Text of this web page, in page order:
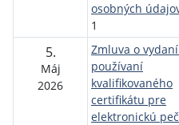
osobných
1
5.
Máj
2026
Zmluva o
používaní
kvalifikovaného
certifikátu pre
elektronickú